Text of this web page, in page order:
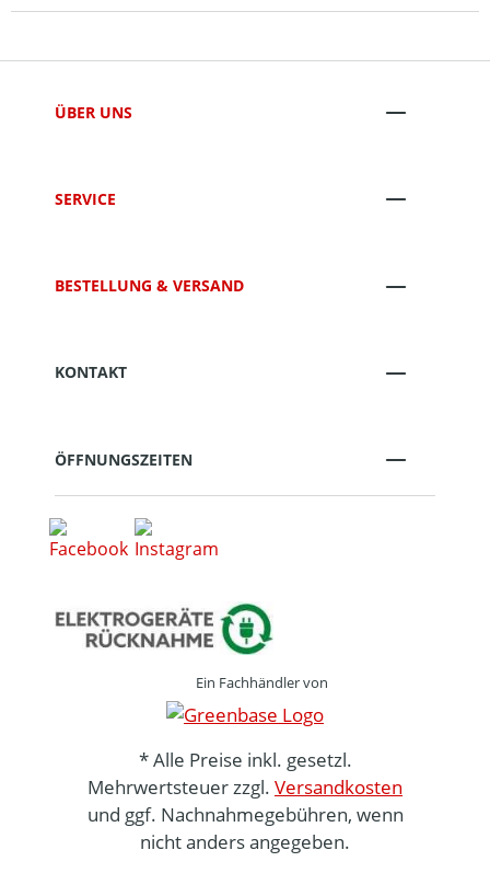
ÜBER UNS
SERVICE
BESTELLUNG & VERSAND
KONTAKT
ÖFFNUNGSZEITEN
Ein Fachhändler von
* Alle Preise inkl. gesetzl.
Mehrwertsteuer zzgl. Versandkosten
und ggf. Nachnahmegebühren, wenn
nicht anders angegeben.